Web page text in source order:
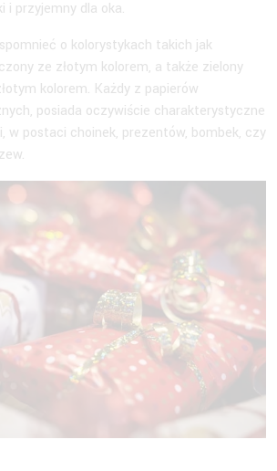
i przyjemny dla oka.
o kolorystykach takich jak
ze złotym kolorem, a także zielony
kolorem. Każdy z papierów
posiada oczywiście charakterystyczne
w postaci choinek, prezentów, bombek, czy